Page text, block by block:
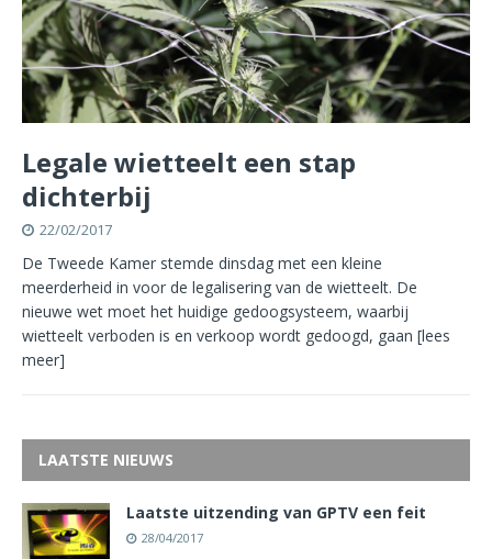
Legale wietteelt een stap
dichterbij
22/02/2017
De Tweede Kamer stemde dinsdag met een kleine
meerderheid in voor de legalisering van de wietteelt. De
nieuwe wet moet het huidige gedoogsysteem, waarbij
wietteelt verboden is en verkoop wordt gedoogd, gaan [lees
meer]
LAATSTE NIEUWS
Laatste uitzending van GPTV een feit
28/04/2017